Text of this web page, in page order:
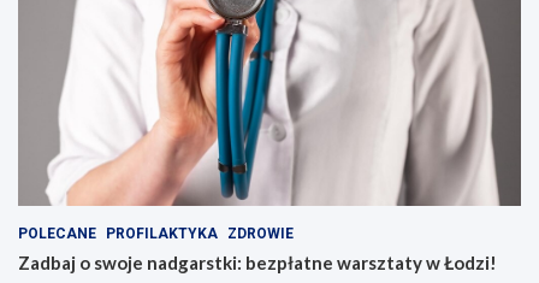
POLECANE PROFILAKTYKA ZDROWIE
Zadbaj o swoje nadgarstki: bezpłatne warsztaty w Łodzi!